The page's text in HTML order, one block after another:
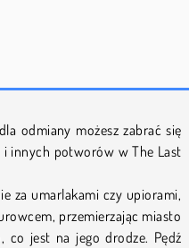
odmiany możesz zabrać się
i innych potworów w The Last
za umarlakami czy upiorami,
przemierzając miasto
co jest na jego drodze. Pędź